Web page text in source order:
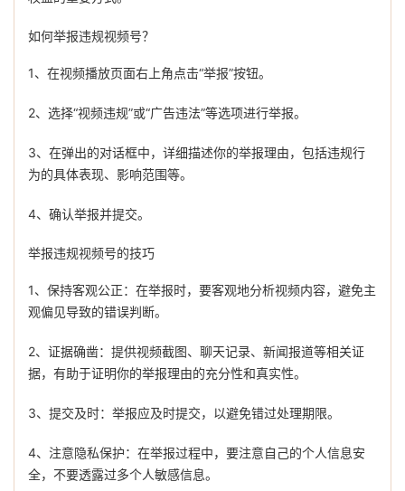
如何举报违规视频号？
1、在视频播放页面右上角点击“举报”按钮。
2、选择“视频违规”或“广告违法”等选项进行举报。
3、在弹出的对话框中，详细描述你的举报理由，包括违规行
为的具体表现、影响范围等。
4、确认举报并提交。
举报违规视频号的技巧
1、保持客观公正：在举报时，要客观地分析视频内容，避免主
观偏见导致的错误判断。
2、证据确凿：提供视频截图、聊天记录、新闻报道等相关证
据，有助于证明你的举报理由的充分性和真实性。
3、提交及时：举报应及时提交，以避免错过处理期限。
4、注意隐私保护：在举报过程中，要注意自己的个人信息安
全，不要透露过多个人敏感信息。